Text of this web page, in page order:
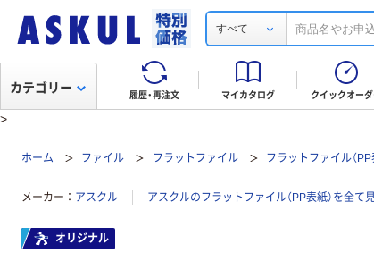
すべて
履歴・再注文 マイカタログ クイックオーダ
カテゴリー
>
ホーム ファイル フラットファイル フラットファイル（PP
メーカー アスクル アスクルのフラットファイル（PP表紙）を全て
オリジナル